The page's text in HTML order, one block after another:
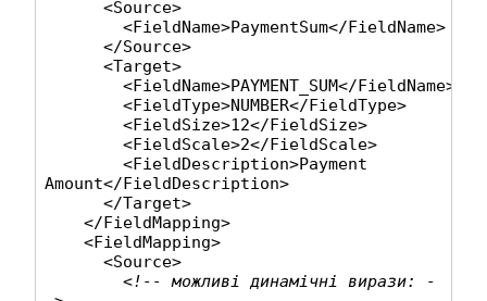
<Source>
<FieldName>PaymentSum</FieldName>
</Source>
<Target>
<FieldName>PAYMENT_SUM</FieldName>
<FieldType>NUMBER</FieldType>
<FieldSize>12</FieldSize>
<FieldScale>2</FieldScale>
<FieldDescription>Payment
Amount</FieldDescription>
</Target>
</FieldMapping>
<FieldMapping>
<Source>
<!-- можливі динамічні вирази: -